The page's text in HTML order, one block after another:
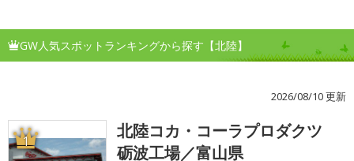
GW人気スポットランキングから探す【北陸】
2026/08/10 更新
1
北陸コカ・コーラプロダクツ
砺波工場／富山県